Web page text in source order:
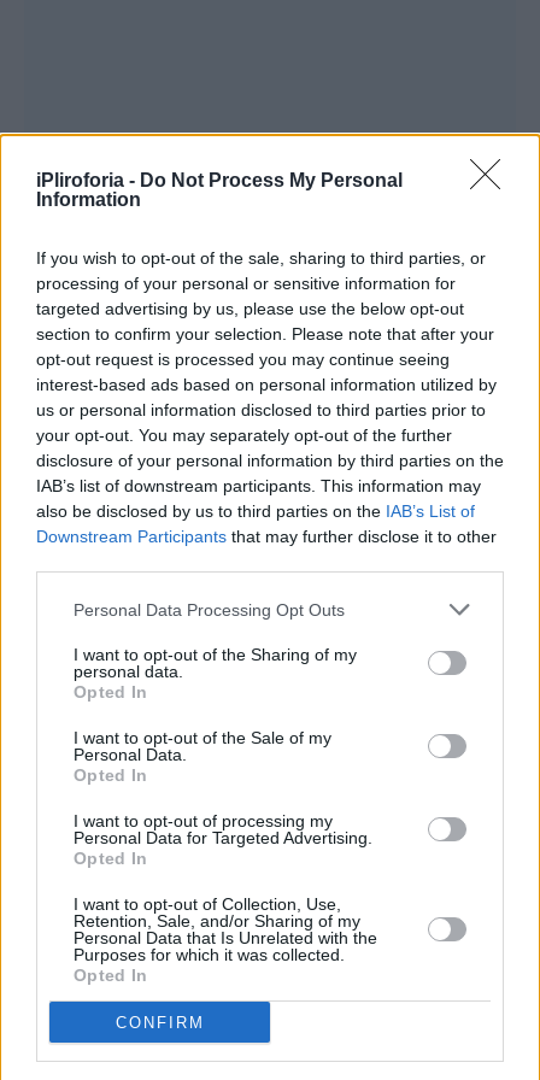
iPliroforia - Do Not Process My Personal
Information
If you wish to opt-out of the sale, sharing to third parties, or
processing of your personal or sensitive information for
targeted advertising by us, please use the below opt-out
section to confirm your selection. Please note that after your
opt-out request is processed you may continue seeing
interest-based ads based on personal information utilized by
us or personal information disclosed to third parties prior to
your opt-out. You may separately opt-out of the further
disclosure of your personal information by third parties on the
IAB’s list of downstream participants. This information may
also be disclosed by us to third parties on the IAB’s List of
Downstream Participants that may further disclose it to other
Personal Data Processing Opt Outs
I want to opt-out of the Sharing of my
personal data.
Opted In
I want to opt-out of the Sale of my
Personal Data.
Opted In
I want to opt-out of processing my
Personal Data for Targeted Advertising.
Opted In
I want to opt-out of Collection, Use,
Retention, Sale, and/or Sharing of my
Personal Data that Is Unrelated with the
Purposes for which it was collected.
Opted In
CONFIRM
«Τώρα, ναι, το κάνω για την υγεία μου. Θέλω
πολύ να είμαι ωραία αλλά όπου και να το
πιάσεις, αναπνοές, καρδιές, στομάχια,
σπλήνες, πιέσεις, όλα έχουν να κάνουν με τη
διατροφή. Όποιος πει το αντίθετο είναι
ψεύτης. Εννοείται δεν θέλουμε κανένα
bullying και κανένα δάκτυλοδείξιμο, επειδή
έχουμε κιλά. Από εκεί και πέρα το πρόβλημά
μας το έχουμε, τα κιλά δεν μας κάνουν καλό»,
αποκάλυψε η ηθοποιός.
Συνεντεύξεις 18/11/2025
Δήμητρα Δερζέκου: «Λέω τη δική μου
αλήθεια»
Τζεφ Μοντάνα: «Κανένας δεν μπορεί
να σου πει ποιος είσαι»